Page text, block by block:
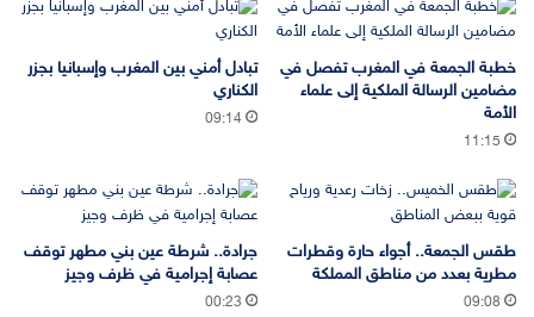
خطبة الجمعة في المغرب تفصل في
مضامين الرسالة الملكية إلى علماء
الأمة
11:15
تبادل أمني بين المغرب وإسبانيا بجزر
الكناري
09:14
طقس الجمعة.. أجواء حارة وقطرات
مطرية بعدد من مناطق المملكة
09:08
جرادة.. شرطة عين بني مطهر توقف
عصابة إجرامية في ظرف وجيز
00:23